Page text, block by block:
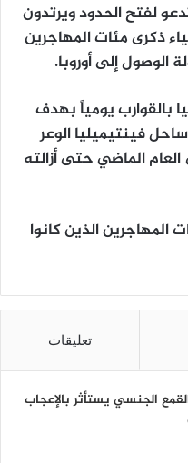
لفتح الحدود ويرتدون
ذكرى مئات المهاجرين
الوصول إلى أوروبا.
بالقوارب يومياً بهدف
فينتيميليا الوعر
الماضي حتى أزالته
المهاجرين الذين كانوا
تعليقات
الجنسي يستأثر بالإعجاب